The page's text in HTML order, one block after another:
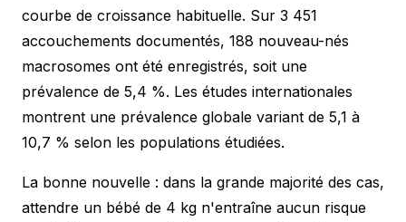
courbe de croissance habituelle. Sur 3 451
accouchements documentés, 188 nouveau-nés
macrosomes ont été enregistrés, soit une
prévalence de 5,4 %. Les études internationales
montrent une prévalence globale variant de 5,1 à
10,7 % selon les populations étudiées.
La bonne nouvelle : dans la grande majorité des cas,
attendre un bébé de 4 kg n'entraîne aucun risque